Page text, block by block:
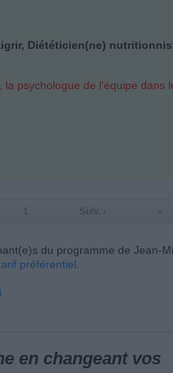
Diététicien(ne)
psychologue de l'équipe
1 Suiv. › »
du programme de Jean-
préférentiel
en changeant vos